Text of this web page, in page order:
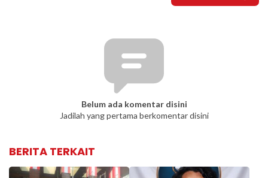
Belum ada komentar disini
Jadilah yang pertama berkomentar disini
BERITA TERKAIT